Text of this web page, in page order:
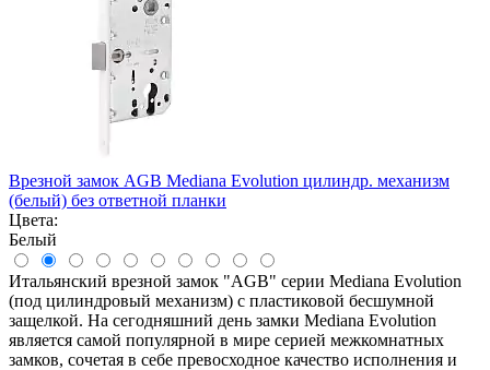
Врезной замок AGB Mediana Evolution цилиндр. механизм
(белый) без ответной планки
Цвета:
Белый
Итальянский врезной замок "AGB" серии Mediana Evolution
(под цилиндровый механизм) с пластиковой бесшумной
защелкой. На сегодняшний день замки Mediana Evolution
является самой популярной в мире серией межкомнатных
замков, сочетая в себе превосходное качество исполнения и